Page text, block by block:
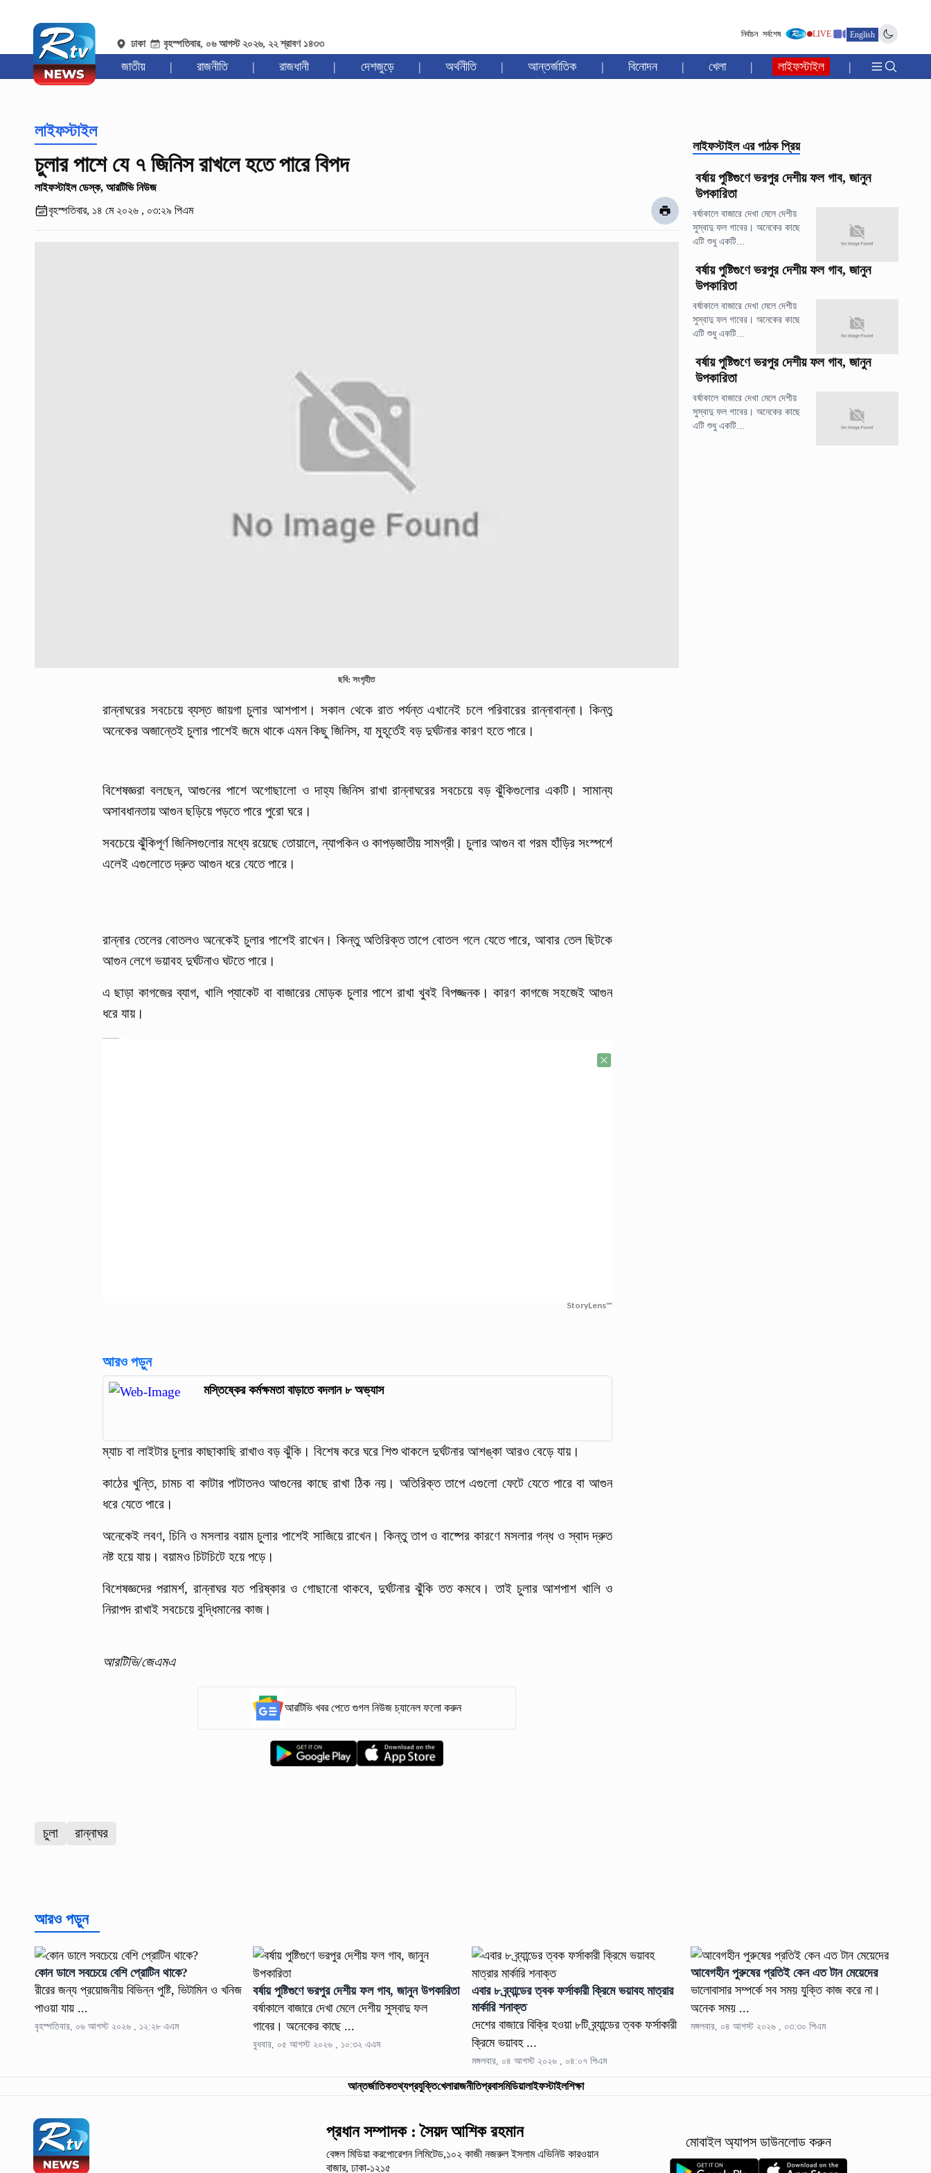
ঢাকা বৃহস্পতিবার, ০৬ আগস্ট ২০২৬, ২২ শ্রাবণ ১৪৩৩
নির্বাচন সর্বশেষ LIVE English
জাতীয় | রাজনীতি | রাজধানী | দেশজুড়ে | অর্থনীতি | আন্তর্জাতিক | বিনোদন | খেলা | লাইফস্টাইল |
লাইফস্টাইল
চুলার পাশে যে ৭ জিনিস রাখলে হতে পারে বিপদ
লাইফস্টাইল ডেস্ক, আরটিভি নিউজ
বৃহস্পতিবার, ১৪ মে ২০২৬ , ০৩:২৯ পিএম
ছবি: সংগৃহীত
রান্নাঘরের সবচেয়ে ব্যস্ত জায়গা চুলার আশপাশ। সকাল থেকে রাত পর্যন্ত এখানেই চলে পরিবারের রান্নাবান্না। কিন্তু
অনেকের অজান্তেই চুলার পাশেই জমে থাকে এমন কিছু জিনিস, যা মুহূর্তেই বড় দুর্ঘটনার কারণ হতে পারে।
বিশেষজ্ঞরা বলছেন, আগুনের পাশে অগোছালো ও দাহ্য জিনিস রাখা রান্নাঘরের সবচেয়ে বড় ঝুঁকিগুলোর একটি। সামান্য
অসাবধানতায় আগুন ছড়িয়ে পড়তে পারে পুরো ঘরে।
সবচেয়ে ঝুঁকিপূর্ণ জিনিসগুলোর মধ্যে রয়েছে তোয়ালে, ন্যাপকিন ও কাপড়জাতীয় সামগ্রী। চুলার আগুন বা গরম হাঁড়ির সংস্পর্শে
এলেই এগুলোতে দ্রুত আগুন ধরে যেতে পারে।
রান্নার তেলের বোতলও অনেকেই চুলার পাশেই রাখেন। কিন্তু অতিরিক্ত তাপে বোতল গলে যেতে পারে, আবার তেল ছিটকে
আগুন লেগে ভয়াবহ দুর্ঘটনাও ঘটতে পারে।
এ ছাড়া কাগজের ব্যাগ, খালি প্যাকেট বা বাজারের মোড়ক চুলার পাশে রাখা খুবই বিপজ্জনক। কারণ কাগজে সহজেই আগুন
ধরে যায়।
StoryLens™
আরও পড়ুন
মস্তিষ্কের কর্মক্ষমতা বাড়াতে বদলান ৮ অভ্যাস
ম্যাচ বা লাইটার চুলার কাছাকাছি রাখাও বড় ঝুঁকি। বিশেষ করে ঘরে শিশু থাকলে দুর্ঘটনার আশঙ্কা আরও বেড়ে যায়।
কাঠের খুন্তি, চামচ বা কাটার পাটাতনও আগুনের কাছে রাখা ঠিক নয়। অতিরিক্ত তাপে এগুলো ফেটে যেতে পারে বা আগুন
ধরে যেতে পারে।
অনেকেই লবণ, চিনি ও মসলার বয়াম চুলার পাশেই সাজিয়ে রাখেন। কিন্তু তাপ ও বাষ্পের কারণে মসলার গন্ধ ও স্বাদ দ্রুত
নষ্ট হয়ে যায়। বয়ামও চিটচিটে হয়ে পড়ে।
বিশেষজ্ঞদের পরামর্শ, রান্নাঘর যত পরিষ্কার ও গোছানো থাকবে, দুর্ঘটনার ঝুঁকি তত কমবে। তাই চুলার আশপাশ খালি ও
নিরাপদ রাখাই সবচেয়ে বুদ্ধিমানের কাজ।
আরটিভি/জেএমএ
আরটিভি খবর পেতে গুগল নিউজ চ্যানেল ফলো করুন
চুলা রান্নাঘর
লাইফস্টাইল এর পাঠক প্রিয়
বর্ষায় পুষ্টিগুণে ভরপুর দেশীয় ফল গাব, জানুন
উপকারিতা
বর্ষাকালে বাজারে দেখা মেলে দেশীয়
সুস্বাদু ফল গাবের। অনেকের কাছে
এটি শুধু একটি...
বর্ষায় পুষ্টিগুণে ভরপুর দেশীয় ফল গাব, জানুন
উপকারিতা
বর্ষাকালে বাজারে দেখা মেলে দেশীয়
সুস্বাদু ফল গাবের। অনেকের কাছে
এটি শুধু একটি...
বর্ষায় পুষ্টিগুণে ভরপুর দেশীয় ফল গাব, জানুন
উপকারিতা
বর্ষাকালে বাজারে দেখা মেলে দেশীয়
সুস্বাদু ফল গাবের। অনেকের কাছে
এটি শুধু একটি...
আরও পড়ুন
কোন ডালে সবচেয়ে বেশি প্রোটিন থাকে?
রীরের জন্য প্রয়োজনীয় বিভিন্ন পুষ্টি, ভিটামিন ও খনিজ
পাওয়া যায় ...
বৃহস্পতিবার, ০৬ আগস্ট ২০২৬ , ১২:২৮ এএম
বর্ষায় পুষ্টিগুণে ভরপুর দেশীয় ফল গাব, জানুন উপকারিতা
বর্ষাকালে বাজারে দেখা মেলে দেশীয় সুস্বাদু ফল
গাবের। অনেকের কাছে ...
বুধবার, ০৫ আগস্ট ২০২৬ , ১০:৩২ এএম
এবার ৮ ব্র্যান্ডের ত্বক ফর্সাকারী ক্রিমে ভয়াবহ মাত্রার
মার্কারি শনাক্ত
দেশের বাজারে বিক্রি হওয়া ৮টি ব্র্যান্ডের ত্বক ফর্সাকারী
ক্রিমে ভয়াবহ ...
মঙ্গলবার, ০৪ আগস্ট ২০২৬ , ০৪:০৭ পিএম
আবেগহীন পুরুষের প্রতিই কেন এত টান মেয়েদের
ভালোবাসার সম্পর্কে সব সময় যুক্তি কাজ করে না।
অনেক সময় ...
মঙ্গলবার, ০৪ আগস্ট ২০২৬ , ০৩:৩০ পিএম
আন্তর্জাতিকতথ্যপ্রযুক্তিখেলারাজনীতিপ্রবাসমিডিয়ালাইফস্টাইলশিক্ষা
প্রধান সম্পাদক : সৈয়দ আশিক রহমান
বেঙ্গল মিডিয়া করপোরেশন লিমিটেড,১০২ কাজী নজরুল ইসলামএভিনিউ কারওয়ান
বাজার, ঢাকা-১২১৫
মোবাইল অ্যাপস ডাউনলোড করুন